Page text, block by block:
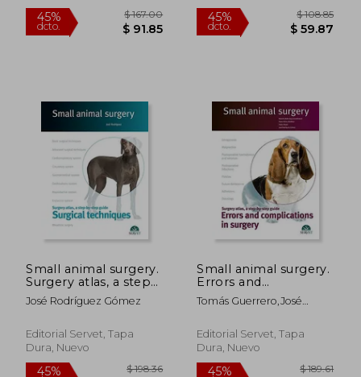
45%
dcto. $ 91.85
45%
dcto. $
Small animal surgery.
Surgery atlas, a step-
by-step guide.
Surgical techniques
José Rodríguez Gómez
Editorial Servet, Tapa
Dura, Nuevo
Small animal surgery.
Errors and
complications in
surgery (en Inglés)
Tomás Guerrero,José
Meyer,María Elena
Martínez,Rodolfo Bruhl
Day
Editorial Servet, Tapa
Dura, Nuevo